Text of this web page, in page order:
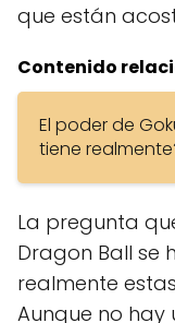
que están
Contenido
El poder de
tiene
La pregunta
Dragon Ball se
realmente
Aunque no hay